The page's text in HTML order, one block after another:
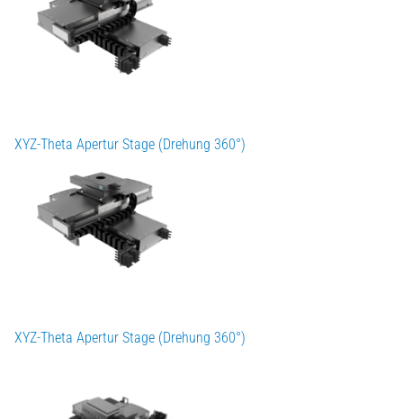
XYZ-Theta Apertur Stage (Drehung 360°)
XYZ-Theta Apertur Stage (Drehung 360°)